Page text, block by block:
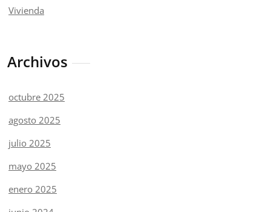
Vivienda
Archivos
octubre 2025
agosto 2025
julio 2025
mayo 2025
enero 2025